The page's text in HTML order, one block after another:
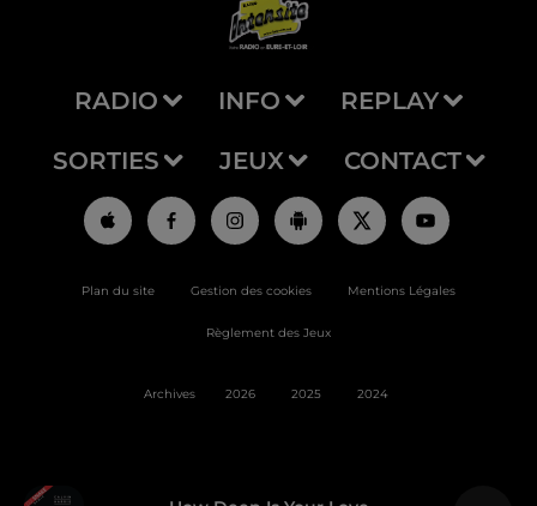
RADIO INFO REPLAY
SORTIES JEUX CONTACT
Plan du site Gestion des cookies Mentions Légales
Règlement des Jeux
Archives 2026 2025 2024